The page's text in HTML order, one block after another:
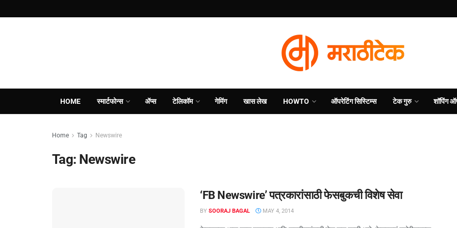
HOME स्मार्टफोन्स ॲप्स टेलिकॉम गेमिंग खास लेख HOWTO ऑपरेटिंग सिस्टिम्स टेक गुरु शॉपिंग
Home Tag Newswire
Tag: Newswire
‘FB Newswire’ पत्रकारांसाठी फेसबुकची विशेष सेवा
BY SOORAJ BAGAL MAY 4, 2014